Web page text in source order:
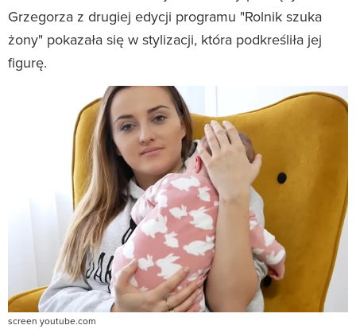
Grzegorza z drugiej edycji programu "Rolnik szuka
żony" pokazała się w stylizacji, która podkreśliła jej
figurę.
screen youtube.com